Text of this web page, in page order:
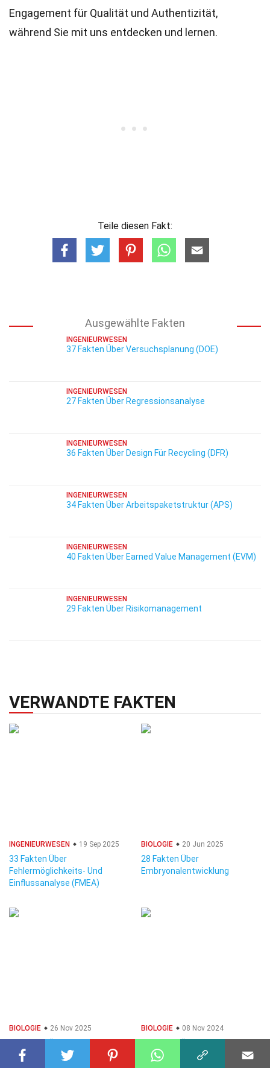
Engagement für Qualität und Authentizität,
während Sie mit uns entdecken und lernen.
Teile diesen Fakt:
Ausgewählte Fakten
INGENIEURWESEN
37 Fakten Über Versuchsplanung (DOE)
INGENIEURWESEN
27 Fakten Über Regressionsanalyse
INGENIEURWESEN
36 Fakten Über Design Für Recycling (DFR)
INGENIEURWESEN
34 Fakten Über Arbeitspaketstruktur (APS)
INGENIEURWESEN
40 Fakten Über Earned Value Management (EVM)
INGENIEURWESEN
29 Fakten Über Risikomanagement
VERWANDTE FAKTEN
INGENIEURWESEN 19 Sep 2025
33 Fakten Über
Fehlermöglichkeits- Und
Einflussanalyse (FMEA)
BIOLOGIE 20 Jun 2025
28 Fakten Über
Embryonalentwicklung
BIOLOGIE 26 Nov 2025
Menstruationszyklus
BIOLOGIE 08 Nov 2024
Stickstofffixierung